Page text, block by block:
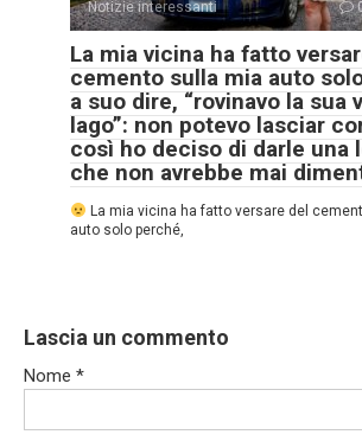
Notizie interessanti
La mia vicina ha fatto
cemento sulla mia auto
a suo dire, “rovinavo la sua
lago”: non potevo lasciar
così ho deciso di darle una
che non avrebbe mai
La mia vicina ha fatto versare del
auto solo perché,
Lascia un commento
Nome *